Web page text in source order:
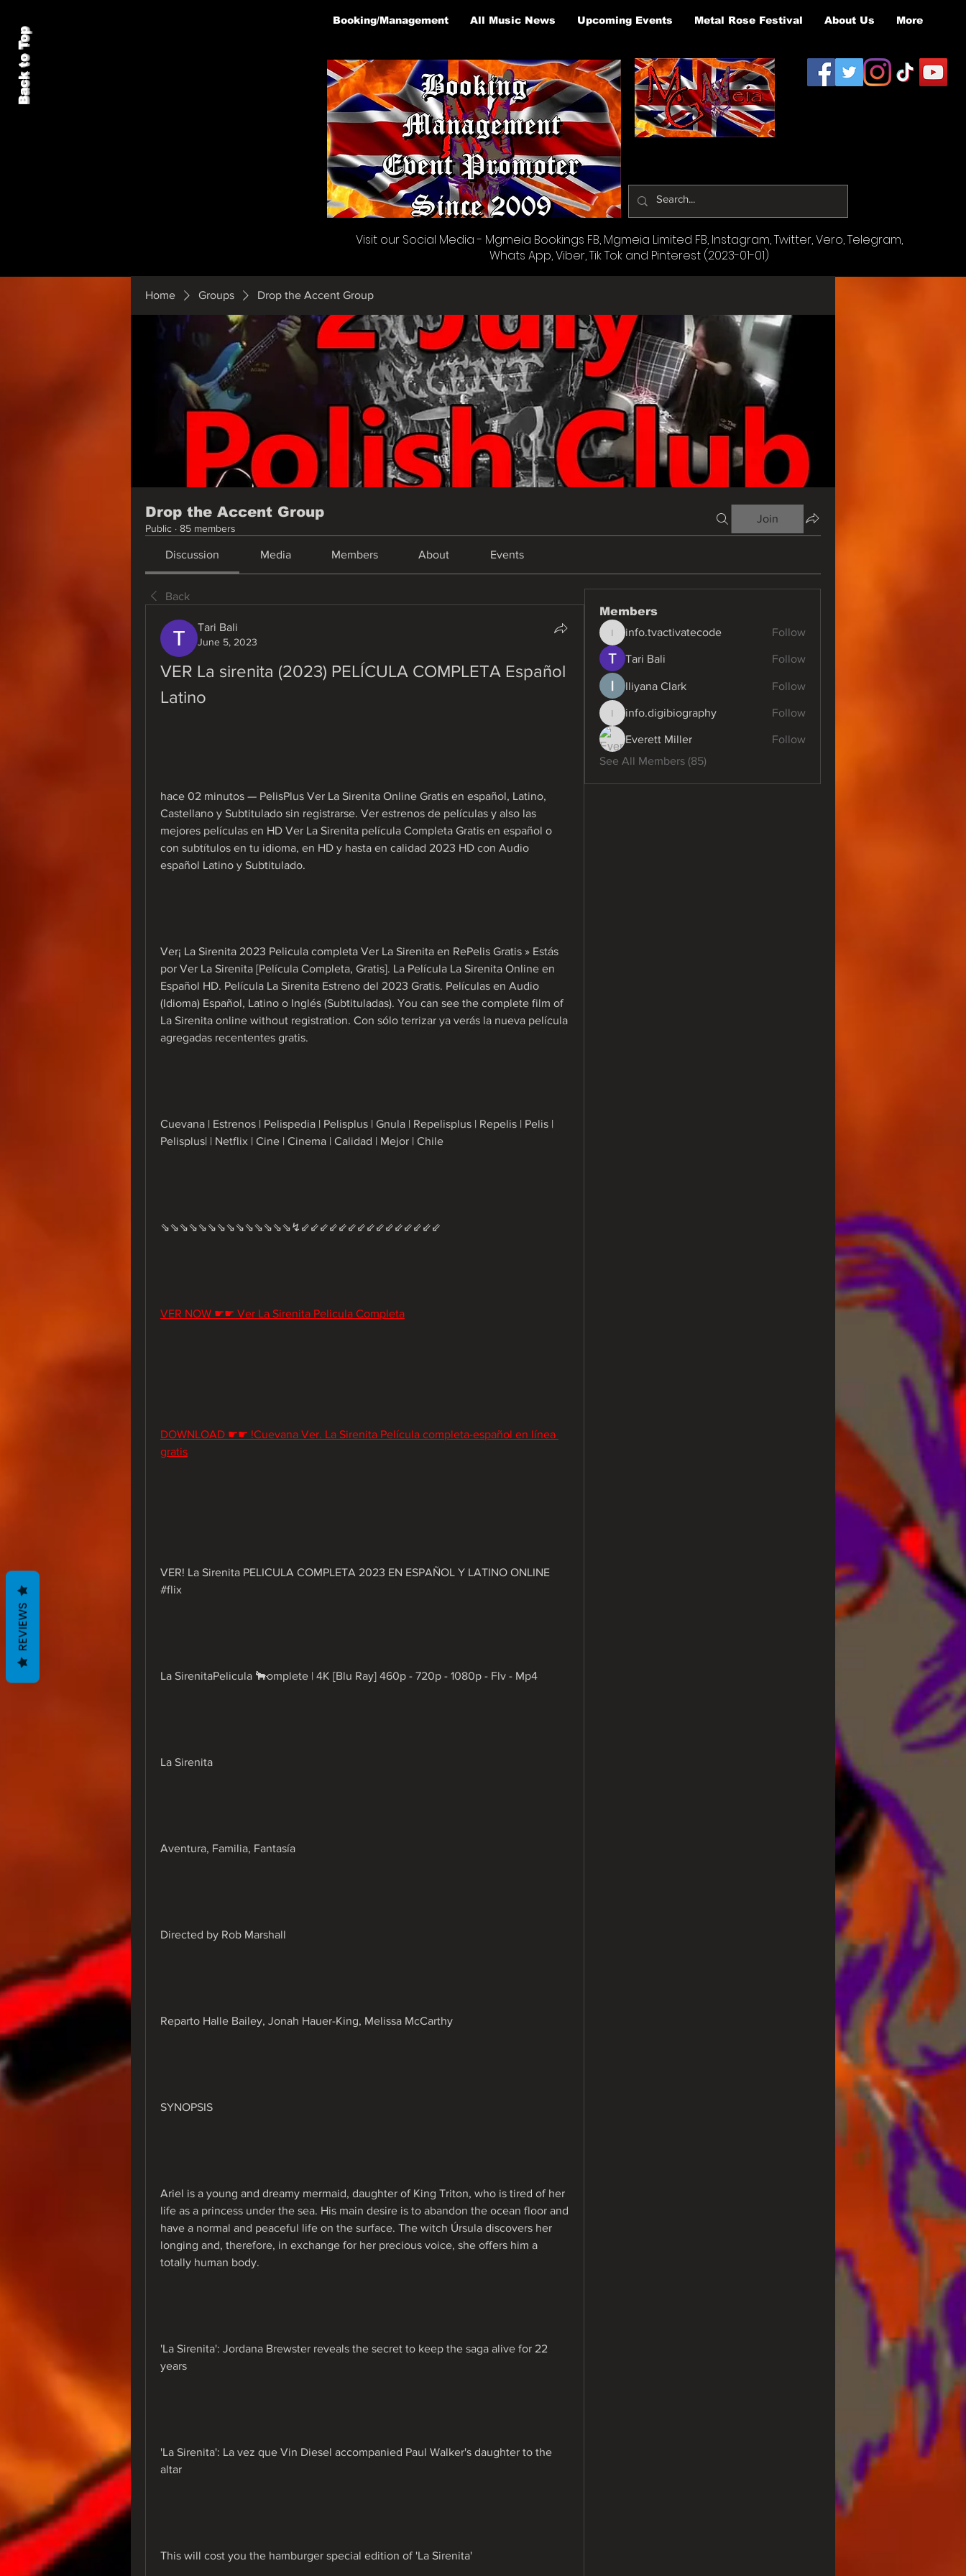
Back to Top
Booking/Management All Music News Upcoming Events Metal Rose Festival About Us More
Visit our Social Media - Mgmeia Bookings FB, Mgmeia Limited FB, Instagram, Twitter, Vero, Telegram,
Whats App, Viber, Tik Tok and Pinterest (2023-01-01)
Home Groups Drop the Accent Group
Drop the Accent Group
Public · 85 members
Join
Discussion Media Members About Events
Back
Tari Bali
June 5, 2023
VER La sirenita (2023) PELÍCULA COMPLETA Español
Latino
hace 02 minutos — PelisPlus Ver La Sirenita Online Gratis en español, Latino,
Castellano y Subtitulado sin registrarse. Ver estrenos de películas y also las
mejores películas en HD Ver La Sirenita película Completa Gratis en español o
con subtítulos en tu idioma, en HD y hasta en calidad 2023 HD con Audio
español Latino y Subtitulado.
Ver¡ La Sirenita 2023 Pelicula completa Ver La Sirenita en RePelis Gratis » Estás
por Ver La Sirenita [Película Completa, Gratis]. La Película La Sirenita Online en
Español HD. Película La Sirenita Estreno del 2023 Gratis. Películas en Audio
(Idioma) Español, Latino o Inglés (Subtituladas). You can see the complete film of
La Sirenita online without registration. Con sólo terrizar ya verás la nueva película
agregadas recententes gratis.
Cuevana | Estrenos | Pelispedia | Pelisplus | Gnula | Repelisplus | Repelis | Pelis |
Pelisplus| | Netflix | Cine | Cinema | Calidad | Mejor | Chile
⇘⇘⇘⇘⇘⇘⇘⇘⇘⇘⇘⇘⇘⇘↯⇙⇙⇙⇙⇙⇙⇙⇙⇙⇙⇙⇙⇙⇙⇙
VER NOW ☛☛ Ver La Sirenita Pelicula Completa
DOWNLOAD ☛☛ !Cuevana Ver. La Sirenita Película completa-español en línea
gratis
VER! La Sirenita PELICULA COMPLETA 2023 EN ESPAÑOL Y LATINO ONLINE
#flix
La SirenitaPelicula 🐂omplete | 4K [Blu Ray] 460p - 720p - 1080p - Flv - Mp4
La Sirenita
Aventura, Familia, Fantasía
Directed by Rob Marshall
Reparto Halle Bailey, Jonah Hauer-King, Melissa McCarthy
SYNOPSIS
Ariel is a young and dreamy mermaid, daughter of King Triton, who is tired of her
life as a princess under the sea. His main desire is to abandon the ocean floor and
have a normal and peaceful life on the surface. The witch Úrsula discovers her
longing and, therefore, in exchange for her precious voice, she offers him a
totally human body.
'La Sirenita': Jordana Brewster reveals the secret to keep the saga alive for 22
years
'La Sirenita': La vez que Vin Diesel accompanied Paul Walker's daughter to the
altar
This will cost you the hamburger special edition of 'La Sirenita'
Members
info.tvactivatecode
info.tvactivatecode Follow
Tari Bali Follow
Iliyana Clark Follow
info.digibiography
info.digibiography Follow
Everett Miller
Follow
See All Members (85)
REVIEWS